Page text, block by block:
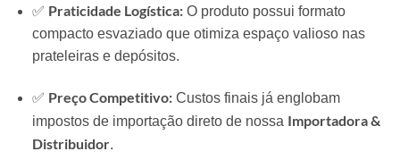
✅ Praticidade Logística:O produto possui formato
compacto esvaziado que otimiza espaço valioso nas
prateleiras e depósitos.
✅ Preço Competitivo:Custos finais já englobam
impostos de importação direto de nossa Importadora &
Distribuidor.